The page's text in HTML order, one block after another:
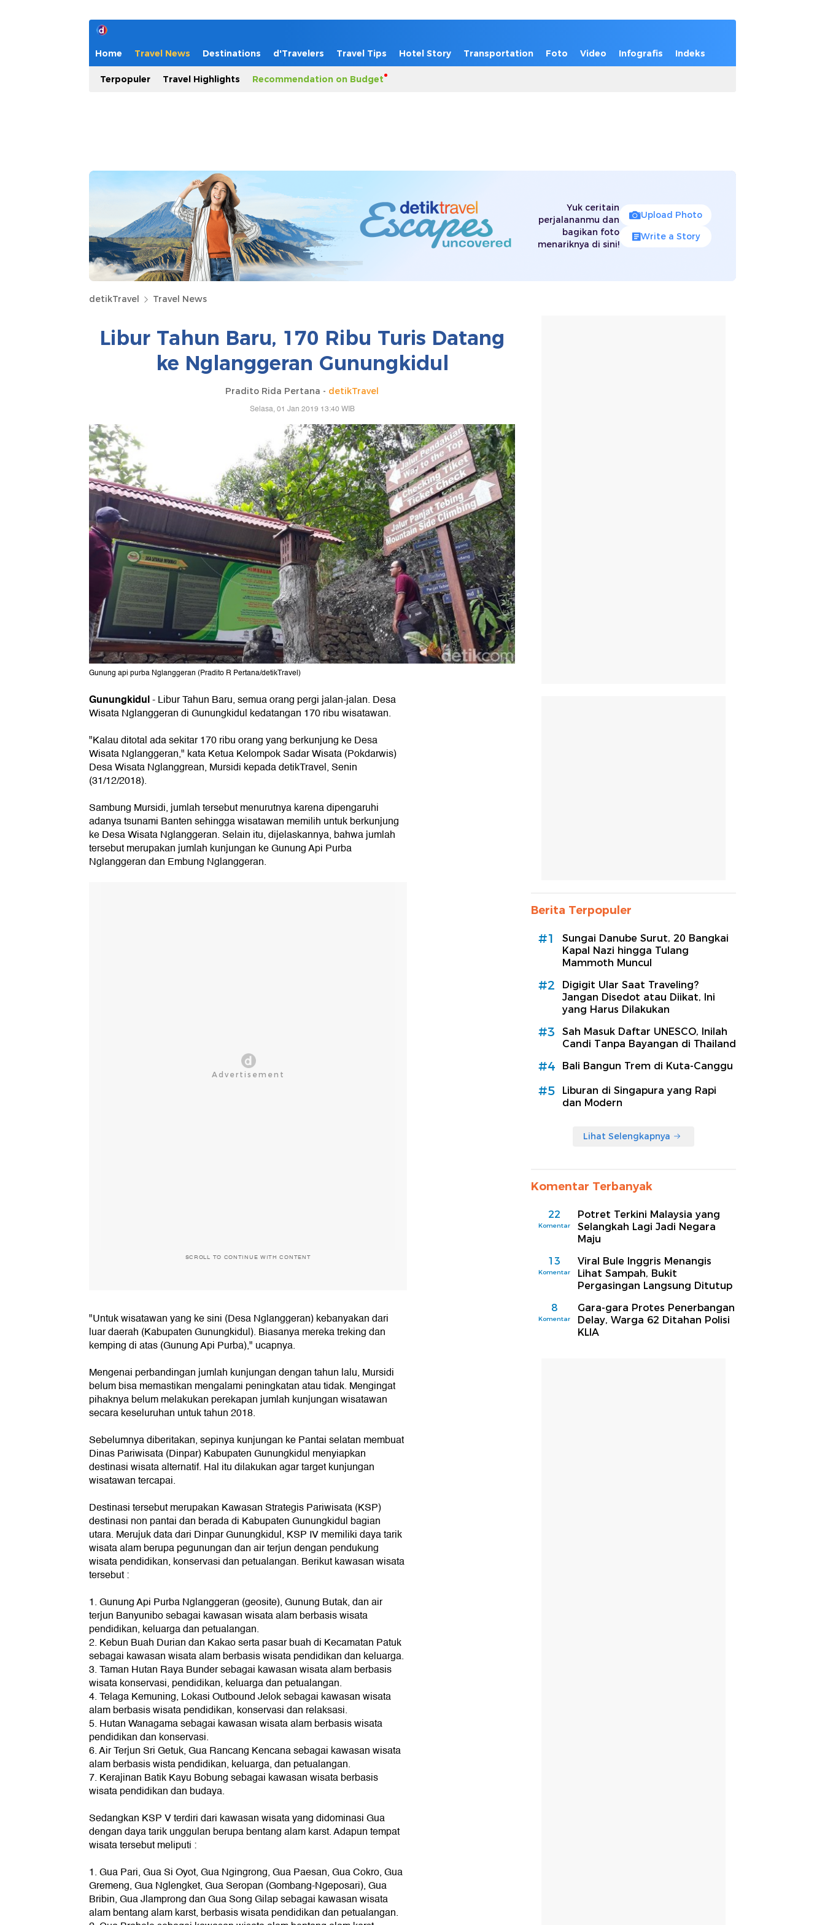
Home Travel News Destinations d'Travelers Travel Tips Hotel Story Transportation Foto Video Infografis Indeks
Terpopuler Travel Highlights Recommendation on Budget
Yuk ceritain
perjalananmu dan
bagikan foto
menariknya di sini!
Upload Photo
Write a Story
detikTravel Travel News
Libur Tahun Baru, 170 Ribu Turis Datang
ke Nglanggeran Gunungkidul
Pradito Rida Pertana - detikTravel
Selasa, 01 Jan 2019 13:40 WIB
Gunung api purba Nglanggeran (Pradito R Pertana/detikTravel)
Gunungkidul- Libur Tahun Baru, semua orang pergi jalan-jalan. Desa
Wisata Nglanggeran di Gunungkidul kedatangan 170 ribu wisatawan.
"Kalau ditotal ada sekitar 170 ribu orang yang berkunjung ke Desa
Wisata Nglanggeran," kata Ketua Kelompok Sadar Wisata (Pokdarwis)
Desa Wisata Nglanggrean, Mursidi kepada detikTravel, Senin
(31/12/2018).
Sambung Mursidi, jumlah tersebut menurutnya karena dipengaruhi
adanya tsunami Banten sehingga wisatawan memilih untuk berkunjung
ke Desa Wisata Nglanggeran. Selain itu, dijelaskannya, bahwa jumlah
tersebut merupakan jumlah kunjungan ke Gunung Api Purba
Nglanggeran dan Embung Nglanggeran.
SCROLL TO CONTINUE WITH CONTENT
"Untuk wisatawan yang ke sini (Desa Nglanggeran) kebanyakan dari
luar daerah (Kabupaten Gunungkidul). Biasanya mereka treking dan
kemping di atas (Gunung Api Purba)," ucapnya.
Mengenai perbandingan jumlah kunjungan dengan tahun lalu, Mursidi
belum bisa memastikan mengalami peningkatan atau tidak. Mengingat
pihaknya belum melakukan perekapan jumlah kunjungan wisatawan
secara keseluruhan untuk tahun 2018.
Sebelumnya diberitakan, sepinya kunjungan ke Pantai selatan membuat
Dinas Pariwisata (Dinpar) Kabupaten Gunungkidul menyiapkan
destinasi wisata alternatif. Hal itu dilakukan agar target kunjungan
wisatawan tercapai.
Destinasi tersebut merupakan Kawasan Strategis Pariwisata (KSP)
destinasi non pantai dan berada di Kabupaten Gunungkidul bagian
utara. Merujuk data dari Dinpar Gunungkidul, KSP IV memiliki daya tarik
wisata alam berupa pegunungan dan air terjun dengan pendukung
wisata pendidikan, konservasi dan petualangan. Berikut kawasan wisata
tersebut :
1. Gunung Api Purba Nglanggeran (geosite), Gunung Butak, dan air
terjun Banyunibo sebagai kawasan wisata alam berbasis wisata
pendidikan, keluarga dan petualangan.
2. Kebun Buah Durian dan Kakao serta pasar buah di Kecamatan Patuk
sebagai kawasan wisata alam berbasis wisata pendidikan dan keluarga.
3. Taman Hutan Raya Bunder sebagai kawasan wisata alam berbasis
wisata konservasi, pendidikan, keluarga dan petualangan.
4. Telaga Kemuning, Lokasi Outbound Jelok sebagai kawasan wisata
alam berbasis wisata pendidikan, konservasi dan relaksasi.
5. Hutan Wanagama sebagai kawasan wisata alam berbasis wisata
pendidikan dan konservasi.
6. Air Terjun Sri Getuk, Gua Rancang Kencana sebagai kawasan wisata
alam berbasis wista pendidikan, keluarga, dan petualangan.
7. Kerajinan Batik Kayu Bobung sebagai kawasan wisata berbasis
wisata pendidikan dan budaya.
Sedangkan KSP V terdiri dari kawasan wisata yang didominasi Gua
dengan daya tarik unggulan berupa bentang alam karst. Adapun tempat
wisata tersebut meliputi :
1. Gua Pari, Gua Si Oyot, Gua Ngingrong, Gua Paesan, Gua Cokro, Gua
Gremeng, Gua Nglengket, Gua Seropan (Gombang-Ngeposari), Gua
Bribin, Gua Jlamprong dan Gua Song Gilap sebagai kawasan wisata
alam bentang alam karst, berbasis wisata pendidikan dan petualangan.
Berita Terpopuler
#1
Sungai Danube Surut, 20 Bangkai
Kapal Nazi hingga Tulang
Mammoth Muncul
#2
Digigit Ular Saat Traveling?
Jangan Disedot atau Diikat, Ini
yang Harus Dilakukan
#3
Sah Masuk Daftar UNESCO, Inilah
Candi Tanpa Bayangan di Thailand
#4 Bali Bangun Trem di Kuta-Canggu
#5
Liburan di Singapura yang Rapi
dan Modern
Lihat Selengkapnya
Komentar Terbanyak
22
Komentar
Potret Terkini Malaysia yang
Selangkah Lagi Jadi Negara
Maju
13
Komentar
Viral Bule Inggris Menangis
Lihat Sampah, Bukit
Pergasingan Langsung Ditutup
8
Komentar
Gara-gara Protes Penerbangan
Delay, Warga 62 Ditahan Polisi
KLIA